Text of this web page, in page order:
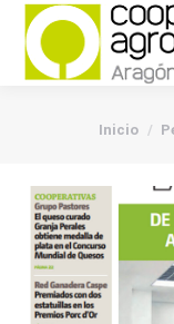
You are
Inicio